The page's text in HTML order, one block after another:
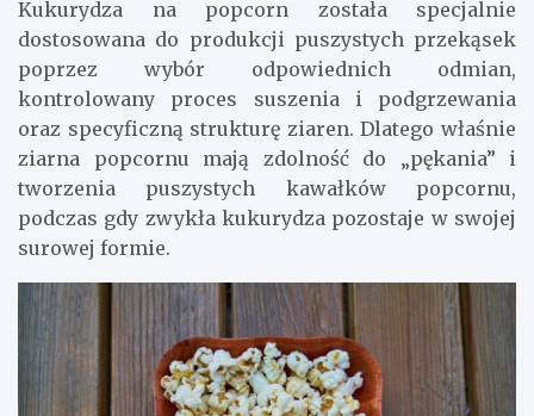
Kukurydza na popcorn została specjalnie
dostosowana do produkcji puszystych przekąsek
poprzez wybór odpowiednich odmian,
kontrolowany proces suszenia i podgrzewania
oraz specyficzną strukturę ziaren. Dlatego właśnie
ziarna popcornu mają zdolność do „pękania” i
tworzenia puszystych kawałków popcornu,
podczas gdy zwykła kukurydza pozostaje w swojej
surowej formie.